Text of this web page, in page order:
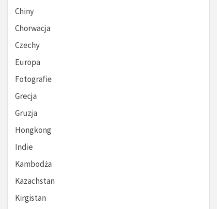
Chiny
Chorwacja
Czechy
Europa
Fotografie
Grecja
Gruzja
Hongkong
Indie
Kambodża
Kazachstan
Kirgistan